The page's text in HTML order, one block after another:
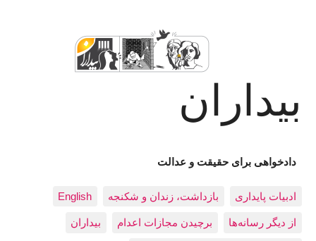
بیداران
دادخواهی برای حقیقت و عدالت
ادبيات پايداری بازداشت، زندان و شکنجه English
از دیگر رسانه‌ها برچیدن مجازات اعدام بيداران